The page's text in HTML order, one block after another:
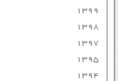
۱۳۹۹
۱۳۹۸
۱۳۹۷
۱۳۹۵
۱۳۹۴